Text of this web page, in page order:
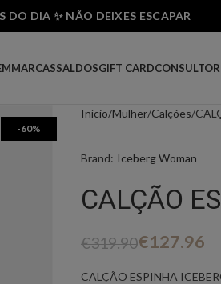
DO DIA ✨ NÃO DEIXES ESCAPAR
MARCASSALDOSGIFT CARD
-60%
Início Mulher Calções
Brand: Iceberg Woman
CALÇÃO
€319.90€127.96
CALÇÃO ESPINHA